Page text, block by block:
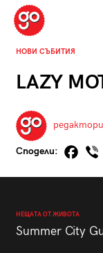
НОВИ СЪБИТИЯ
LAZY
Сподели:
НЕЩАТА ОТ ЖИВОТА
Summer City